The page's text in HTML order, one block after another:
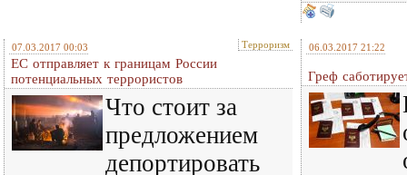
07.03.2017 00:03 Терроризм
ЕС отправляет к границам России
потенциальных террористов
Что стоит за
предложением
депортировать
06.03.2017 21:22
Греф